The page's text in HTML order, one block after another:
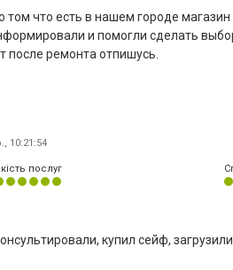
том что есть в нашем городе
и помогли сделать
после ремонта отпишусь.
10:21:54
послуг
купил сейф,